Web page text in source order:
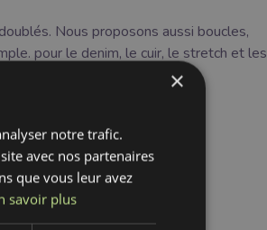
Nous proposons aussi boucles,
pour le denim, le cuir, le stretch et les
Papier découpable
×
notre trafic.
avec nos partenaires
que vous leur avez
savoir plus